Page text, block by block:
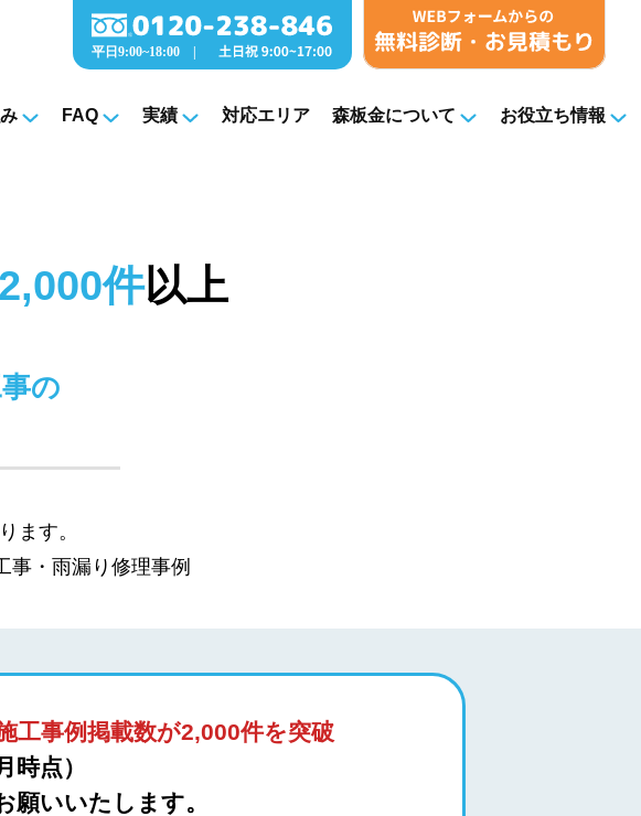
FAQ 実績 対応エリア 森板金について
お役立ち情報
件以上
の
ます。
事・雨漏り修理事例
工事例掲載数が2,000件を突破
点）
いいたします。